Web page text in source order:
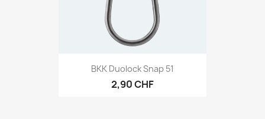
BKK Duolock Snap 51
2,90 CHF